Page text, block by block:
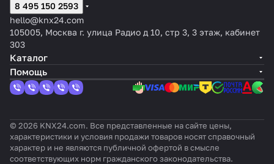
8 495 150 2593
hello@knx24.com
105005, Москва г. улица Радио д 10, стр 3, 3 этаж, кабинет
303
Каталог
Помощь
© 2026 KNX24.com. Все представленные на сайте цены,
характеристики и условия продажи товаров носят справочный
характер и не являются публичной офертой в смысле
соответствующих норм гражданского законодательства.